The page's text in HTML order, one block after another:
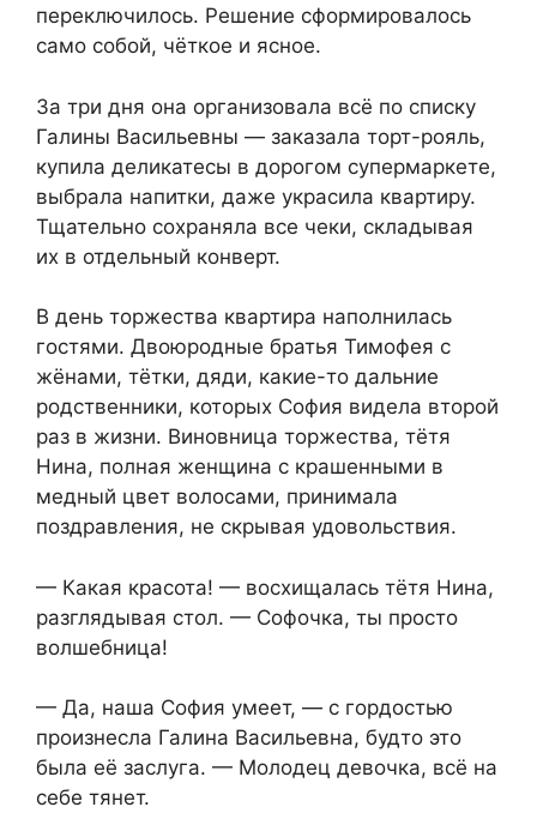
переключилось. Решение сформировалось
само собой, чёткое и ясное.
За три дня она организовала всё по списку
Галины Васильевны — заказала торт-рояль,
купила деликатесы в дорогом супермаркете,
выбрала напитки, даже украсила квартиру.
Тщательно сохраняла все чеки, складывая
их в отдельный конверт.
В день торжества квартира наполнилась
гостями. Двоюродные братья Тимофея с
жёнами, тётки, дяди, какие-то дальние
родственники, которых София видела второй
раз в жизни. Виновница торжества, тётя
Нина, полная женщина с крашенными в
медный цвет волосами, принимала
поздравления, не скрывая удовольствия.
— Какая красота! — восхищалась тётя Нина,
разглядывая стол. — Софочка, ты просто
волшебница!
— Да, наша София умеет, — с гордостью
произнесла Галина Васильевна, будто это
была её заслуга. — Молодец девочка, всё на
себе тянет.